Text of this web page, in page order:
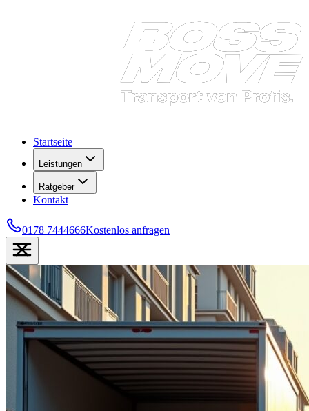
Startseite
Leistungen
Ratgeber
Kontakt
0178 7444666Kostenlos anfragen